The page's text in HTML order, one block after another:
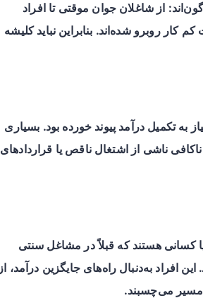
از شاغلان جوان موقتی تا افراد
کار روبرو شده‌اند. بنابراین نباید کلیشه
به تکمیل درآمد پیوند خورده بود. بسیاری
ناشی از اشتغال ناقص یا قراردادهای
کسانی هستند که قبلاً در مشاغل سنتی
افراد به‌دنبال راه‌های جایگزین درآمد، از
مسیر می‌چسبند.